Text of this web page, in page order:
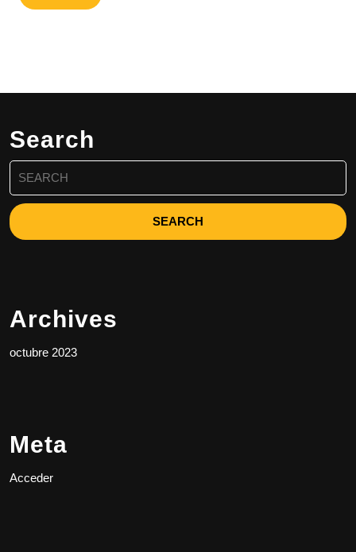
Search
Search
for:
Archives
octubre 2023
Meta
Acceder